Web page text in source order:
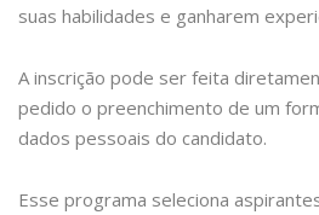
suas habilidades e ganharem
A inscrição pode ser feita
pedido o preenchimento de um
dados pessoais do candidato.
Esse programa seleciona